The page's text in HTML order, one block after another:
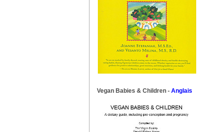
Vegan Babies & Children - Anglais